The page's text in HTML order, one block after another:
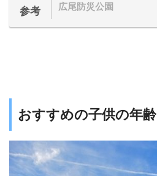
参考 広尾防災公園
おすすめの子供の年齢